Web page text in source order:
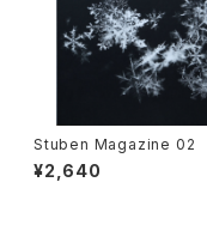
Stuben Magazine 02
¥2,640